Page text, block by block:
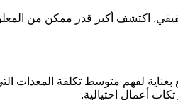
اكتشف أكبر قدر ممكن
لفهم متوسط تكلفة المعدات
أعمال احتيالية.